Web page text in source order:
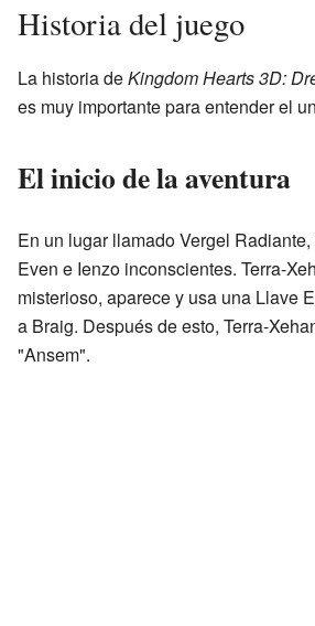
Historia del juego
La historia deKingdom Hearts 3D:
es muy importante para entender el
El inicio de la aventura
En un lugar llamado Vergel
Even e Ienzo inconscientes. Terra-
misterioso, aparece y usa una Llave
a Braig. Después de esto, Terra-
"Ansem".